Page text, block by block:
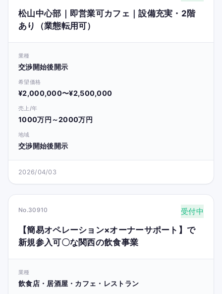
松山中心部｜即営業可カフェ｜設備充実・2階
あり（業態転用可）
業種
交渉開始後開示
希望価格
¥2,000,000〜¥2,500,000
売上/年
1000万円～2000万円
地域
交渉開始後開示
2026/04/03
No.30910 受付中
【簡易オペレーション×オーナーサポート】で
新規参入可〇な関西の飲食事業
業種
飲食店・居酒屋・カフェ・レストラン